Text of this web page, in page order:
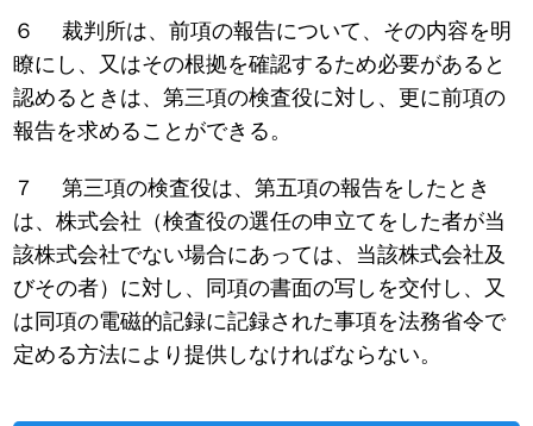
６ 裁判所は、前項の報告について、その内容を明
瞭にし、又はその根拠を確認するため必要があると
認めるときは、第三項の検査役に対し、更に前項の
報告を求めることができる。
７ 第三項の検査役は、第五項の報告をしたとき
は、株式会社（検査役の選任の申立てをした者が当
該株式会社でない場合にあっては、当該株式会社及
びその者）に対し、同項の書面の写しを交付し、又
は同項の電磁的記録に記録された事項を法務省令で
定める方法により提供しなければならない。